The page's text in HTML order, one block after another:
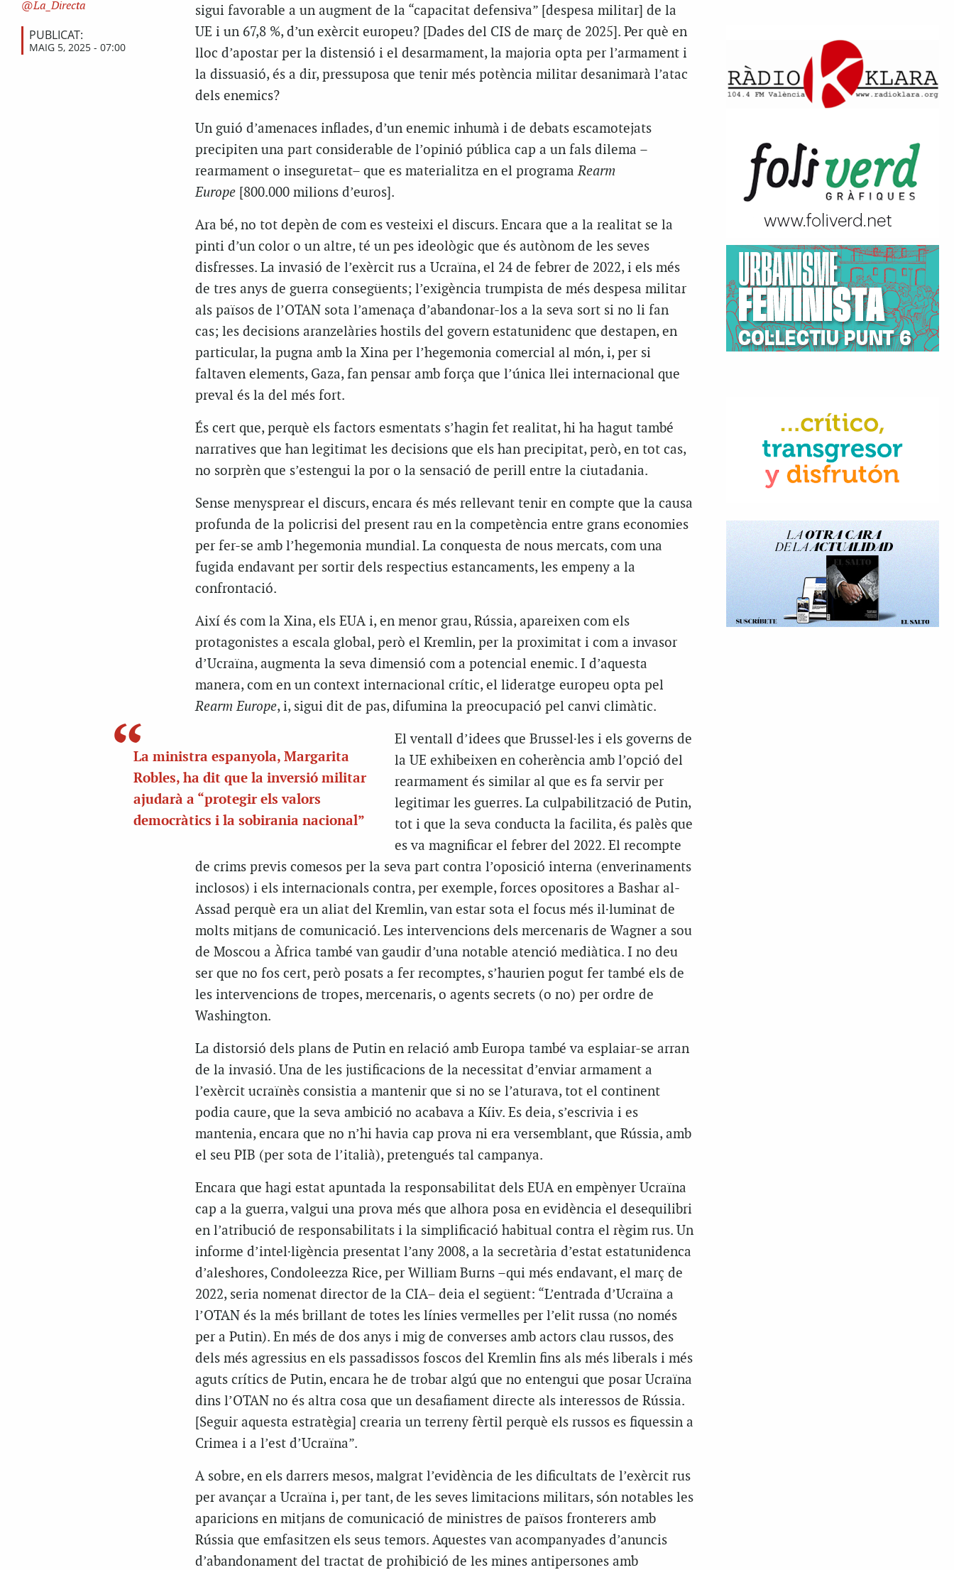
La_Directa
PUBLICAT:
MAIG 5, 2025 - 07:00
sigui favorable a un augment de la “capacitat defensiva” [despesa militar] de la
UE i un 67,8 %, d’un exèrcit europeu? [Dades del CIS de març de 2025]. Per què en
lloc d’apostar per la distensió i el desarmament, la majoria opta per l’armament i
la dissuasió, és a dir, pressuposa que tenir més potència militar desanimarà l’atac
dels enemics?
Un guió d’amenaces inflades, d’un enemic inhumà i de debats escamotejats
precipiten una part considerable de l’opinió pública cap a un fals dilema –
rearmament o inseguretat– que es materialitza en el programaRearm
Europe[800.000 milions d’euros].
Ara bé, no tot depèn de com es vesteixi el discurs. Encara que a la realitat se la
pinti d’un color o un altre, té un pes ideològic que és autònom de les seves
disfresses. La invasió de l’exèrcit rus a Ucraïna, el 24 de febrer de 2022, i els més
de tres anys de guerra consegüents; l’exigència trumpista de més despesa militar
als països de l’OTAN sota l’amenaça d’abandonar-los a la seva sort si no li fan
cas; les decisions aranzelàries hostils del govern estatunidenc que destapen, en
particular, la pugna amb la Xina per l’hegemonia comercial al món, i, per si
faltaven elements, Gaza, fan pensar amb força que l’única llei internacional que
preval és la del més fort.
És cert que, perquè els factors esmentats s’hagin fet realitat, hi ha hagut també
narratives que han legitimat les decisions que els han precipitat, però, en tot cas,
no sorprèn que s’estengui la por o la sensació de perill entre la ciutadania.
Sense menysprear el discurs, encara és més rellevant tenir en compte que la causa
profunda de la policrisi del present rau en la competència entre grans economies
per fer-se amb l’hegemonia mundial. La conquesta de nous mercats, com una
fugida endavant per sortir dels respectius estancaments, les empeny a la
confrontació.
Així és com la Xina, els EUA i, en menor grau, Rússia, apareixen com els
protagonistes a escala global, però el Kremlin, per la proximitat i com a invasor
d’Ucraïna, augmenta la seva dimensió com a potencial enemic. I d’aquesta
manera, com en un context internacional crític, el lideratge europeu opta pel
Rearm Europe, i, sigui dit de pas, difumina la preocupació pel canvi climàtic.
La ministra espanyola, Margarita
Robles, ha dit que la inversió militar
ajudarà a “protegir els valors
democràtics i la sobirania nacional”
El ventall d’idees que Brussel·les i els governs de
la UE exhibeixen en coherència amb l’opció del
rearmament és similar al que es fa servir per
legitimar les guerres. La culpabilització de Putin,
tot i que la seva conducta la facilita, és palès que
es va magnificar el febrer del 2022. El recompte
de crims previs comesos per la seva part contra l’oposició interna (enverinaments
inclosos) i els internacionals contra, per exemple, forces opositores a Bashar al-
Assad perquè era un aliat del Kremlin, van estar sota el focus més il·luminat de
molts mitjans de comunicació. Les intervencions dels mercenaris de Wagner a sou
de Moscou a Àfrica també van gaudir d’una notable atenció mediàtica. I no deu
ser que no fos cert, però posats a fer recomptes, s’haurien pogut fer també els de
les intervencions de tropes, mercenaris, o agents secrets (o no) per ordre de
Washington.
La distorsió dels plans de Putin en relació amb Europa també va esplaiar-se arran
de la invasió. Una de les justificacions de la necessitat d’enviar armament a
l’exèrcit ucraïnès consistia a mantenir que si no se l’aturava, tot el continent
podia caure, que la seva ambició no acabava a Kíiv. Es deia, s’escrivia i es
mantenia, encara que no n’hi havia cap prova ni era versemblant, que Rússia, amb
el seu PIB (per sota de l’italià), pretengués tal campanya.
Encara que hagi estat apuntada la responsabilitat dels EUA en empènyer Ucraïna
cap a la guerra, valgui una prova més que alhora posa en evidència el desequilibri
en l’atribució de responsabilitats i la simplificació habitual contra el règim rus. Un
informe d’intel·ligència presentat l’any 2008, a la secretària d’estat estatunidenca
d’aleshores, Condoleezza Rice, per William Burns –qui més endavant, el març de
2022, seria nomenat director de la CIA– deia el següent: “L’entrada d’Ucraïna a
l’OTAN és la més brillant de totes les línies vermelles per l’elit russa (no només
per a Putin). En més de dos anys i mig de converses amb actors clau russos, des
dels més agressius en els passadissos foscos del Kremlin fins als més liberals i més
aguts crítics de Putin, encara he de trobar algú que no entengui que posar Ucraïna
dins l’OTAN no és altra cosa que un desafiament directe als interessos de Rússia.
[Seguir aquesta estratègia] crearia un terreny fèrtil perquè els russos es fiquessin a
Crimea i a l’est d’Ucraïna”.
A sobre, en els darrers mesos, malgrat l’evidència de les dificultats de l’exèrcit rus
per avançar a Ucraïna i, per tant, de les seves limitacions militars, són notables les
aparicions en mitjans de comunicació de ministres de països fronterers amb
Rússia que emfasitzen els seus temors. Aquestes van acompanyades d’anuncis
d’abandonament del tractat de prohibició de les mines antipersones amb